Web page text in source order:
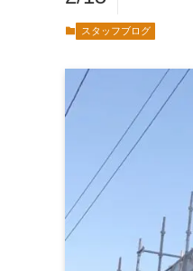
スタッフブログ